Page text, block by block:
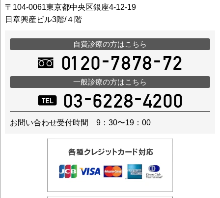
〒104-0061東京都中央区銀座4-12-19
日章興産ビル3階/４階
自費診療の方はこちら
一般診療の方はこちら
お問い合わせ受付時間 9：30〜19：00